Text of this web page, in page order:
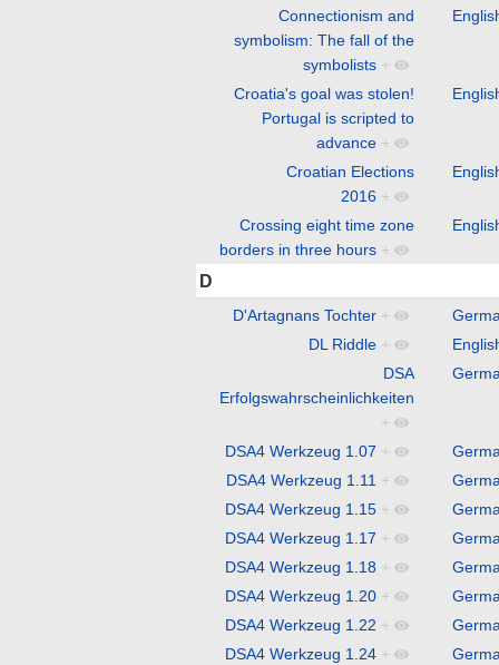
Connectionism and
symbolism: The fall of the
symbolists +
Croatia's goal was stolen!
Portugal is scripted to
advance +
Croatian Elections
2016 +
Crossing eight time zone
borders in three hours +
D
D'Artagnans Tochter +
DL Riddle +
DSA
Erfolgswahrscheinlichkeiten
+
DSA4 Werkzeug 1.07 +
DSA4 Werkzeug 1.11 +
DSA4 Werkzeug 1.15 +
DSA4 Werkzeug 1.17 +
DSA4 Werkzeug 1.18 +
DSA4 Werkzeug 1.20 +
DSA4 Werkzeug 1.22 +
DSA4 Werkzeug 1.24 +